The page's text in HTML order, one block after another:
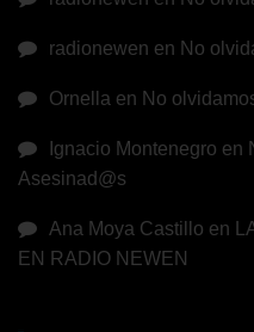
radionewen en No
Ornella en No
Ignacio Montenegro en
Asesinad@s
Ana Moya Castillo en
EN RADIO NEWEN